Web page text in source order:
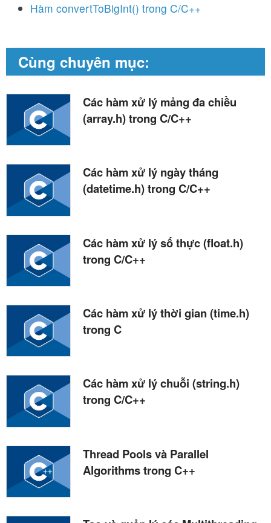
Hàm convertToBigInt() trong C/C++
Cùng chuyên mục:
Các hàm xử lý mảng đa chiều
(array.h) trong C/C++
Các hàm xử lý ngày tháng
(datetime.h) trong C/C++
Các hàm xử lý số thực (float.h)
trong C/C++
Các hàm xử lý thời gian (time.h)
trong C
Các hàm xử lý chuỗi (string.h)
trong C/C++
Thread Pools và Parallel
Algorithms trong C++